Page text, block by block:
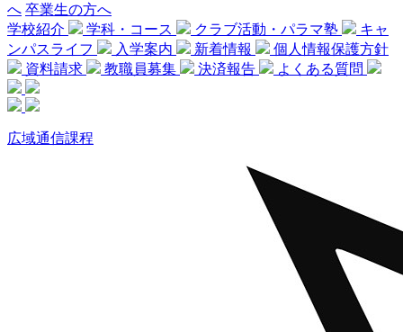
へ 卒業生の方へ
学校紹介
学科・コース クラブ活動・パラマ塾
キャ
ンパスライフ
入学案内 新着情報
個人情報保護方針
資料請求
教職員募集 決済報告 よくある質問
広域通信課程